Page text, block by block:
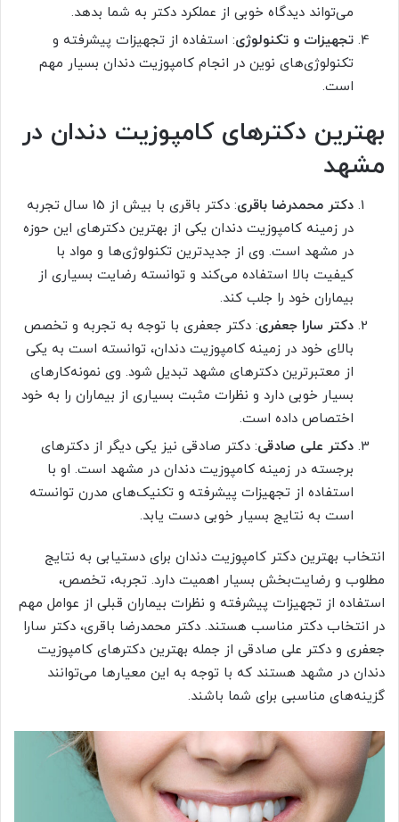
می‌تواند دیدگاه خوبی از عملکرد دکتر به شما بدهد.
تجهیزات و تکنولوژی: استفاده از تجهیزات پیشرفته و
تکنولوژی‌های نوین در انجام کامپوزیت دندان بسیار مهم
است.
بهترین دکترهای کامپوزیت دندان در
مشهد
دکتر محمدرضا باقری
: دکتر باقری با بیش از 15 سال تجربه
در زمینه کامپوزیت دندان یکی از بهترین دکترهای این حوزه
در مشهد است. وی از جدیدترین تکنولوژی‌ها و مواد با
کیفیت بالا استفاده می‌کند و توانسته رضایت بسیاری از
بیماران خود را جلب کند.
دکتر سارا جعفری: دکتر جعفری با توجه به تجربه و تخصص
بالای خود در زمینه کامپوزیت دندان، توانسته است به یکی
از معتبرترین دکترهای مشهد تبدیل شود. وی نمونه‌کارهای
بسیار خوبی دارد و نظرات مثبت بسیاری از بیماران را به خود
اختصاص داده است.
دکتر علی صادقی: دکتر صادقی نیز یکی دیگر از دکترهای
برجسته در زمینه کامپوزیت دندان در مشهد است. او با
استفاده از تجهیزات پیشرفته و تکنیک‌های مدرن توانسته
است به نتایج بسیار خوبی دست یابد.
انتخاب بهترین دکتر کامپوزیت دندان برای دستیابی به نتایج
مطلوب و رضایت‌بخش بسیار اهمیت دارد. تجربه، تخصص،
استفاده از تجهیزات پیشرفته و نظرات بیماران قبلی از عوامل مهم
در انتخاب دکتر مناسب هستند. دکتر محمدرضا باقری، دکتر سارا
جعفری و دکتر علی صادقی از جمله بهترین دکترهای کامپوزیت
دندان در مشهد هستند که با توجه به این معیارها می‌توانند
گزینه‌های مناسبی برای شما باشند.